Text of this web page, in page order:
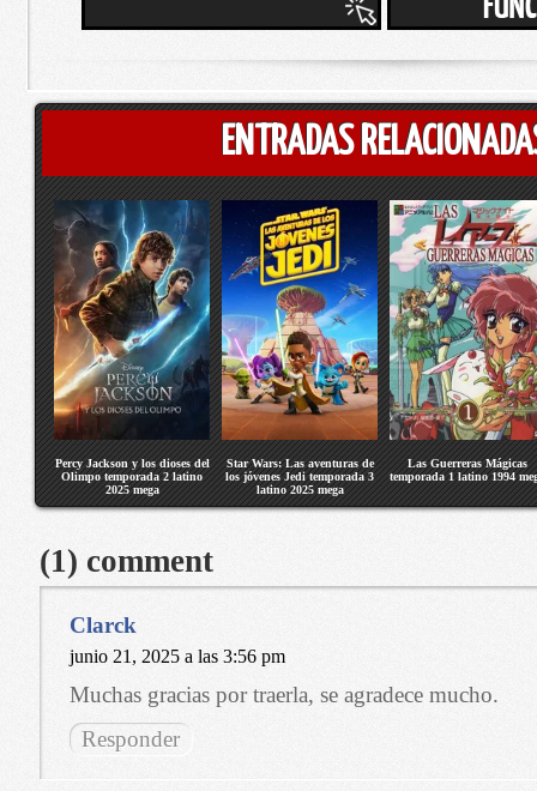
ENTRADAS
Percy Jackson y los dioses del
Olimpo temporada 2 latino
2025 mega
Star Wars: Las aventuras de
los jóvenes Jedi temporada 3
latino 2025 mega
Las Guerreras Mágicas
temporada 1 latino 1994
(1) comment
Clarck
junio 21, 2025 a las 3:56 pm
Muchas gracias por traerla, se agradece mucho.
Responder